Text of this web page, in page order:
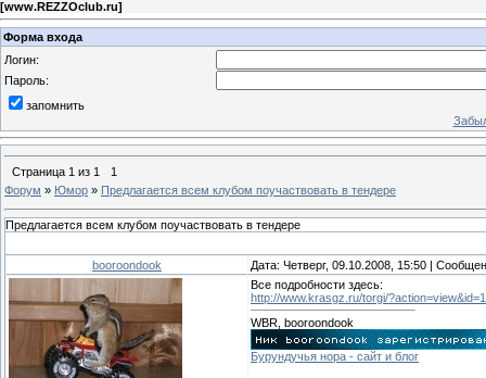
[www.REZZOclub.ru]
Форма входа
Логин:
Пароль:
запомнить
Страница 1 из 1
1
Форум » Юмор » Предлагается всем клубом поучаствовать в тендере
Предлагается всем клубом поучаствовать в тендере
booroondook Дата: Четверг, 09.10.2008, 15:50 |
Все подробности здесь:
http://www.krasgz.ru/torgi/
WBR, booroondook
Бурундучья нора - сайт и блог